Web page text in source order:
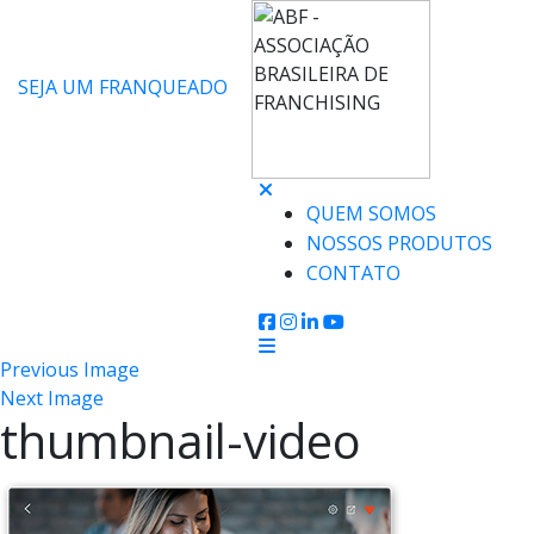
SEJA UM FRANQUEADO
QUEM SOMOS
NOSSOS PRODUTOS
CONTATO
Previous Image
Next Image
thumbnail-video